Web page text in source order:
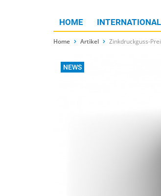
HOME INTERNATIONAL
Home Artikel Zinkdruckguss-
NEWS